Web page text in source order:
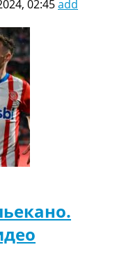
02:45add